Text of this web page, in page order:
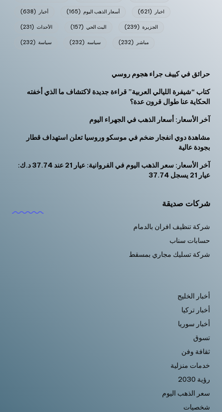
أخبار (638) أسعار الذهب اليوم (165) اخبار (621)
الأحداث (231) البث الحي (157) الجزيرة (239)
سياسة (232) سياسه (232) مباشر (232)
حرائق في كييف جراء هجوم روسي
كتاب “شيفرة الليالي العربية” قراءة جديدة لاكتشاف ما الذي أخفته
الحكاية عنا طوال قرون عدة؟
آخر الأسعار: أسعار الذهب في الجهراء اليوم
مشاهدة دوي انفجار ضخم في موسكو وروسيا تعلن استهداف قطار
بجودة عالية
آخر الأسعار: سعر الذهب اليوم في الفروانية: عيار 21 عند 37.74 د.ك:
عيار 21 يسجل 37.74
شركات صديقة
شركة تنظيف افران بالدمام
حسابات سناب
شركة تسليك مجاري بمسقط
أخبار الخليج
أخبار تركيا
أخبار سوريا
تسوق
ثقافة وفن
خدمات منزلية
رؤية 2030
سعر الذهب اليوم
شخصيات